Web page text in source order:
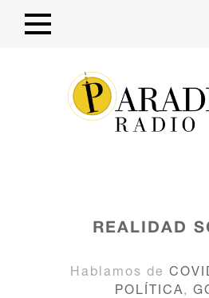
REALIDAD
Hablamos de
POLÍTICA,